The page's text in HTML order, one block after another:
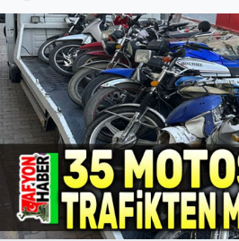
Etkinlikler